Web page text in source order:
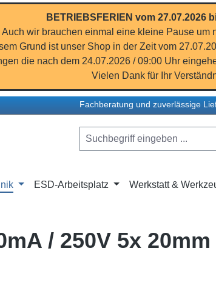
BETRIEBSFERIEN vom 27.07.2026
Auch wir brauchen einmal eine kleine Pause um
Grund ist unser Shop in der Zeit vom
die nach dem 24.07.2026 / 09:00 Uhr
Vielen Dank für Ihr
Fachberatung und zuverlässige
ESD-Arbeitsplatz Werkstatt &
/ 250V 5x 20mm